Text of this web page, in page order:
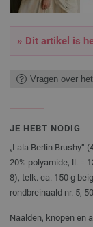
» Dit artikel is
Vragen over
JE HEBT NODIG
„Lala Berlin Brushy“
20% polyamide, ll. =
8), telk. ca. 150 g
rondbreinaald nr. 5,
Naalden, knopen en